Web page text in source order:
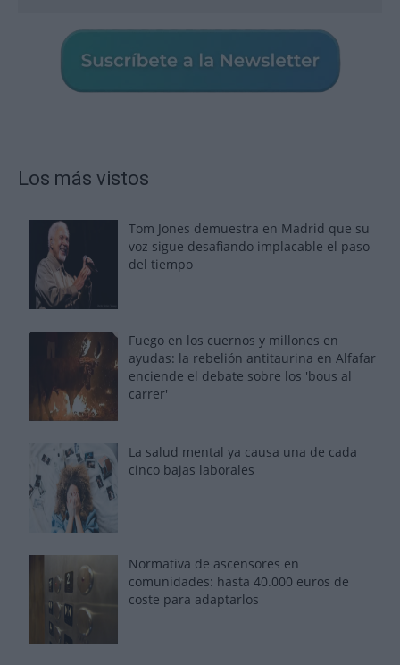
Los más vistos
Tom Jones demuestra en Madrid que su
voz sigue desafiando implacable el paso
del tiempo
Fuego en los cuernos y millones en
ayudas: la rebelión antitaurina en Alfafar
enciende el debate sobre los 'bous al
carrer'
La salud mental ya causa una de cada
cinco bajas laborales
Normativa de ascensores en
comunidades: hasta 40.000 euros de
coste para adaptarlos